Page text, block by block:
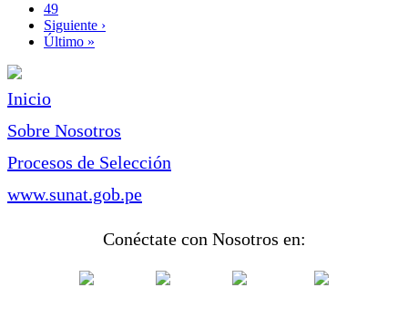
Page
49
Siguiente
página
Siguiente ›
Última
Último »
Inicio
Sobre Nosotros
Procesos de Selección
www.sunat.gob.pe
Conéctate con Nosotros en: